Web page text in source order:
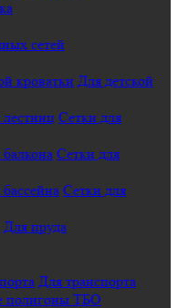
сетей
Для детской
Сетки для
Сетки для
Сетки для
Для пруда
Для транспорта